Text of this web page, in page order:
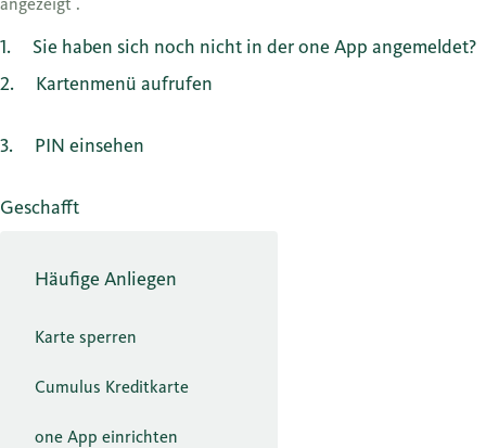
1
Sie haben sich noch nicht in der one App angemeldet?
2
Kartenmenü aufrufen
3 PIN einsehen
Geschafft
Häufige Anliegen
Karte sperren
Cumulus Kreditkarte
one App einrichten